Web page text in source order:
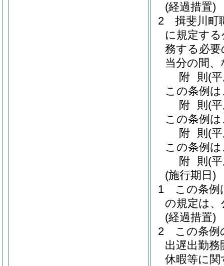
(経過措置)
2
揖斐川町
に規定す
務する必
当分の間
附 則 (
この条例
附 則 (
この条例
附 則 (
この条例
附 則 (
(施行期日)
1
この条例
の規定は
(経過措置)
2
この条例
出遅出勤
休暇等に